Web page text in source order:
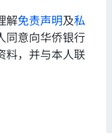
解免责声明及私
同意向华侨银行
料，并与本人联